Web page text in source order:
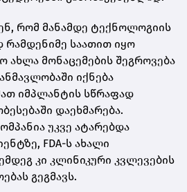
რომ მანამდე ტექნოლოგიის
რამდენიმე საათით იყო
მონაცემების შეგროვება
იქნება
იმპლანტის სწრაფად
დაეხმარება.
უკვე ატარებდა
FDA-ს ახალი
კი კლინიკური კვლევების
გეგმავს.